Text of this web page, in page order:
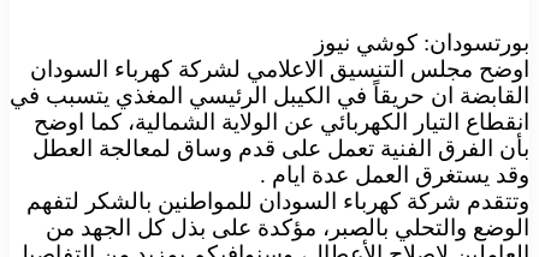
بورتسودان: كوشي نيوز
اوضح مجلس التنسيق الاعلامي لشركة كهرباء السودان
القابضة ان حريقاً في الكيبل الرئيسي المغذي يتسبب في
انقطاع التيار الكهربائي عن الولاية الشمالية، كما اوضح
بأن الفرق الفنية تعمل على قدم وساق لمعالجة العطل
وقد يستغرق العمل عدة ايام .
وتتقدم شركة كهرباء السودان للمواطنين بالشكر لتفهم
الوضع والتحلي بالصبر، مؤكدة على بذل كل الجهد من